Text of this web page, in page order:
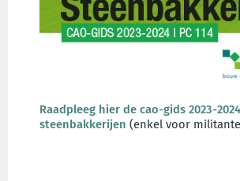
Raadpleeg hier de cao-gids 2023-
steenbakkerijen (enkel voor